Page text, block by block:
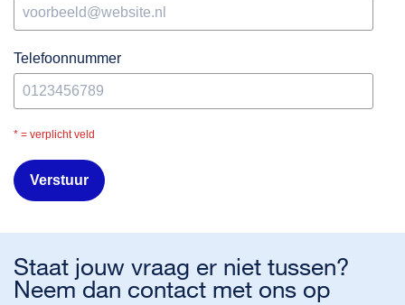
Telefoonnummer
* = verplicht veld
Staat jouw vraag er niet tussen?
Neem dan contact met ons op